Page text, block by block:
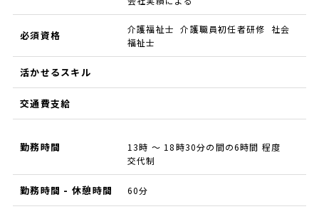
必須資格
介護福祉士 介護職員初任者研修 社会
福祉士
活かせるスキル
交通費支給
勤務時間
13時 ～ 18時30分の間の6時間 程度
交代制
勤務時間 - 休憩時間 60分